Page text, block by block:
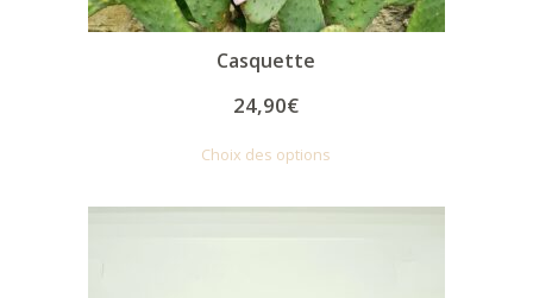
Casquette
24,90€
Choix des options